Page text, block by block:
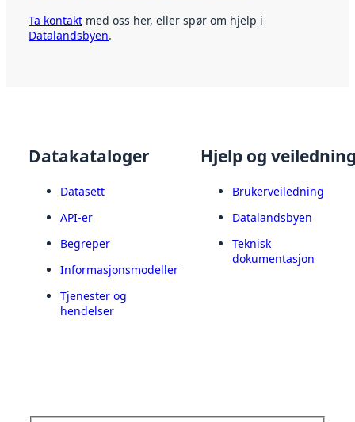
Ta kontakt med oss her, eller spør om hjelp i
Datalandsbyen.
Datakataloger
Datasett
API-er
Begreper
Informasjonsmodeller
Tjenester og
hendelser
Hjelp og
Brukerveiledning
Datalandsbyen
Teknisk
dokumentasjon